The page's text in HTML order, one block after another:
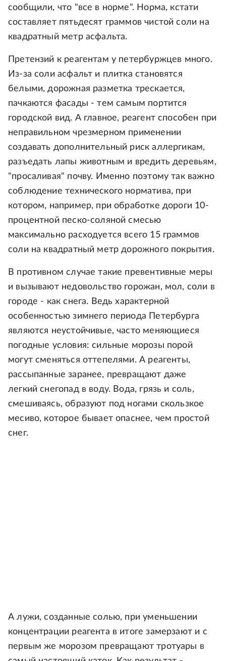
сообщили, что "все в норме". Норма, кстати
составляет пятьдесят граммов чистой соли на
квадратный метр асфальта.
Претензий к реагентам у петербуржцев много.
Из-за соли асфальт и плитка становятся
белыми, дорожная разметка трескается,
пачкаются фасады - тем самым портится
городской вид. А главное, реагент способен при
неправильном чрезмерном применении
создавать дополнительный риск аллергикам,
разъедать лапы животным и вредить деревьям,
"просаливая" почву. Именно поэтому так важно
соблюдение технического норматива, при
котором, например, при обработке дороги 10-
процентной песко-соляной смесью
максимально расходуется всего 15 граммов
соли на квадратный метр дорожного покрытия.
В противном случае такие превентивные меры
и вызывают недовольство горожан, мол, соли в
городе - как снега. Ведь характерной
особенностью зимнего периода Петербурга
являются неустойчивые, часто меняющиеся
погодные условия: сильные морозы порой
могут сменяться оттепелями. А реагенты,
рассыпанные заранее, превращают даже
легкий снегопад в воду. Вода, грязь и соль,
смешиваясь, образуют под ногами скользкое
месиво, которое бывает опаснее, чем простой
снег.
А лужи, созданные солью, при уменьшении
концентрации реагента в итоге замерзают и с
первым же морозом превращают тротуары в